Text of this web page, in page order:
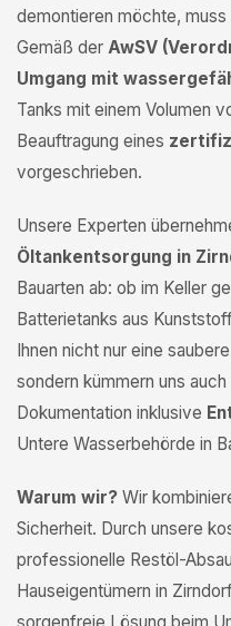
demontieren möchte,
Gemäß der AwSV
Umgang mit
Tanks mit einem Volumen
Beauftragung eines
vorgeschrieben.
Unsere Experten
Öltankentsorgung in
Bauarten ab: ob im Keller
Batterietanks aus
Ihnen nicht nur eine
sondern kümmern uns
Dokumentation inklusive
Untere Wasserbehörde in
Warum wir? Wir
Sicherheit. Durch unsere
professionelle Restöl-
Hauseigentümern in